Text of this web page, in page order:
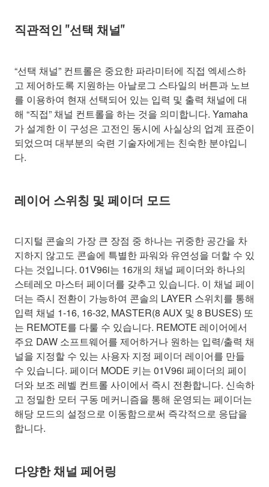
직관적인 "선택 채널"
“선택 채널” 컨트롤은 중요한 파라미터에 직접 엑세스하
고 제어하도록 지원하는 아날로그 스타일의 버튼과 노브
를 이용하여 현재 선택되어 있는 입력 및 출력 채널에 대
해 “직접” 채널 컨트롤을 하는 것을 의미합니다. Yamaha
가 설계한 이 구성은 고전인 동시에 사실상의 업계 표준이
되었으며 대부분의 숙련 기술자에게는 친숙한 분야입니
다.
레이어 스위칭 및 페이더 모드
디지털 콘솔의 가장 큰 장점 중 하나는 귀중한 공간을 차
지하지 않고도 콘솔에 특별한 파워와 유연성을 더할 수 있
다는 것입니다. 01V96i는 16개의 채널 페이더와 하나의
스테레오 마스터 페이더를 갖추고 있습니다. 이 채널 페이
더는 즉시 전환이 가능하여 콘솔의 LAYER 스위치를 통해
입력 채널 1-16, 16-32, MASTER(8 AUX 및 8 BUSES) 또
는 REMOTE를 다룰 수 있습니다. REMOTE 레이어에서
주요 DAW 소프트웨어를 제어하거나 원하는 입력/출력 채
널을 지정할 수 있는 사용자 지정 페이더 레이어를 만들
수 있습니다. 페이더 MODE 키는 01V96i 페이더의 페이
더와 보조 레벨 컨트롤 사이에서 즉시 전환합니다. 신속하
고 정밀한 모터 구동 메커니즘을 통해 운영되는 페이더는
해당 모드의 설정으로 이동함으로써 즉각적으로 응답을
합니다.
다양한 채널 페어링